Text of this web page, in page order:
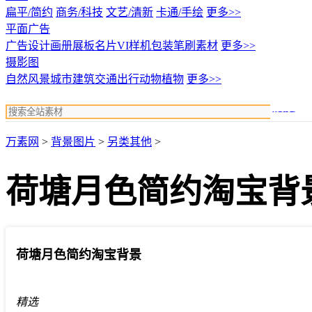
扁平/简约 商务/科技 文艺/清新 卡通/手绘 更多>>
平面广告
广告设计画册展板名片VI样机包装笔刷素材 更多>>
摄影图
自然风景城市建筑交通出行动物植物 更多>>
万素网 > 背景图片 > 另类其他 >
荷塘月色简约淘宝背
荷塘月色简约淘宝背景
精选